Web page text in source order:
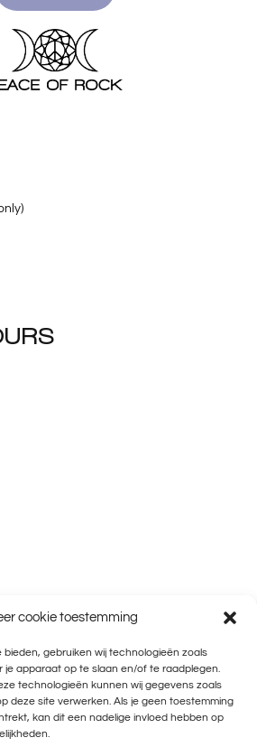
cookie toestemming
gebruiken wij technologieën zoals
je apparaat op te slaan en/of te raadplegen.
technologieën kunnen wij gegevens zoals
deze site verwerken. Als je geen toestemming
kan dit een nadelige invloed hebben op